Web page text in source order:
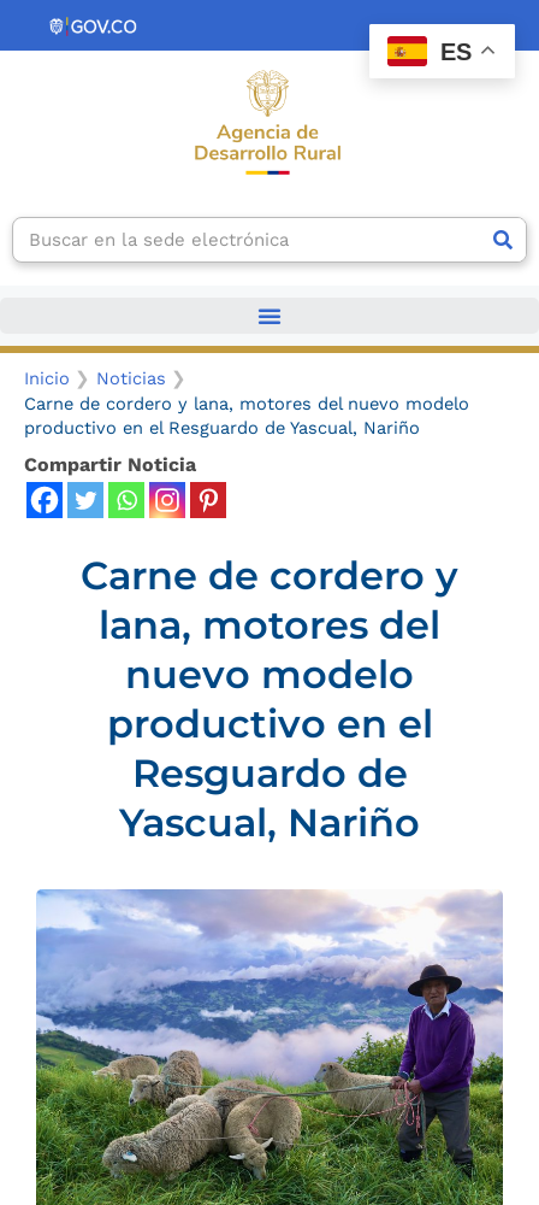
contenido
Search
Inicio
Noticias
Carne de cordero y lana, motores del nuevo modelo
productivo en el Resguardo de Yascual, Nariño
Compartir Noticia
Carne de cordero y
lana, motores del
nuevo modelo
productivo en el
Resguardo de
Yascual, Nariño
ES